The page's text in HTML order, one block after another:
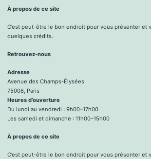
À propos de ce site
C’est peut-être le bon endroit pour vous présenter et
quelques crédits.
Retrouvez-nous
Adresse
Avenue des Champs-Élysées
75008, Paris
Heures d’ouverture
Du lundi au vendredi : 9h00–17h00
Les samedi et dimanche : 11h00–15h00
À propos de ce site
C’est peut-être le bon endroit pour vous présenter et